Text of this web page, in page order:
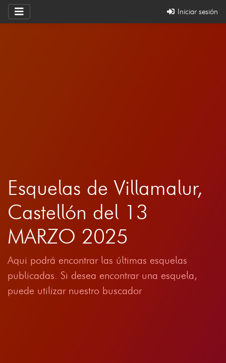
Iniciar sesión
Esquelas de Villamalur,
Castellón del 13
MARZO 2025
Aqui podrá encontrar las últimas esquelas
publicadas. Si desea encontrar una esquela,
puede utilizar nuestro buscador